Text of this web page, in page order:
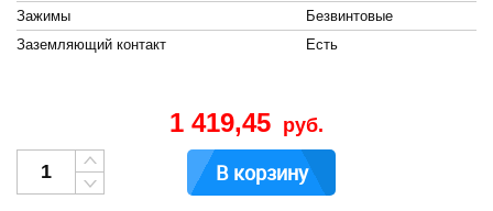
Зажимы
Безвинтовые
Заземляющий контакт
Есть
1 419,45 руб.
В корзину